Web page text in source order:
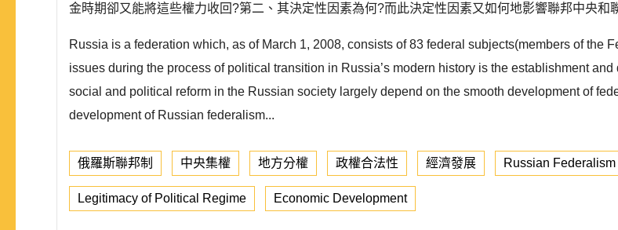
金時期卻又能將這些權力收回?第二、其決定性因素為何?而此決定性因素又如何地影響聯邦中央
Russia is a federation which, as of March 1, 2008, consists of 83 federal subjects(members of the
issues during the process of political transition in Russia’s modern history is the establishment
social and political reform in the Russian society largely depend on the smooth development of
development of Russian federalism...
俄羅斯聯邦制 中央集權 地方分權 政權合法性 經濟發展 Russian Federalism
Legitimacy of Political Regime Economic Development